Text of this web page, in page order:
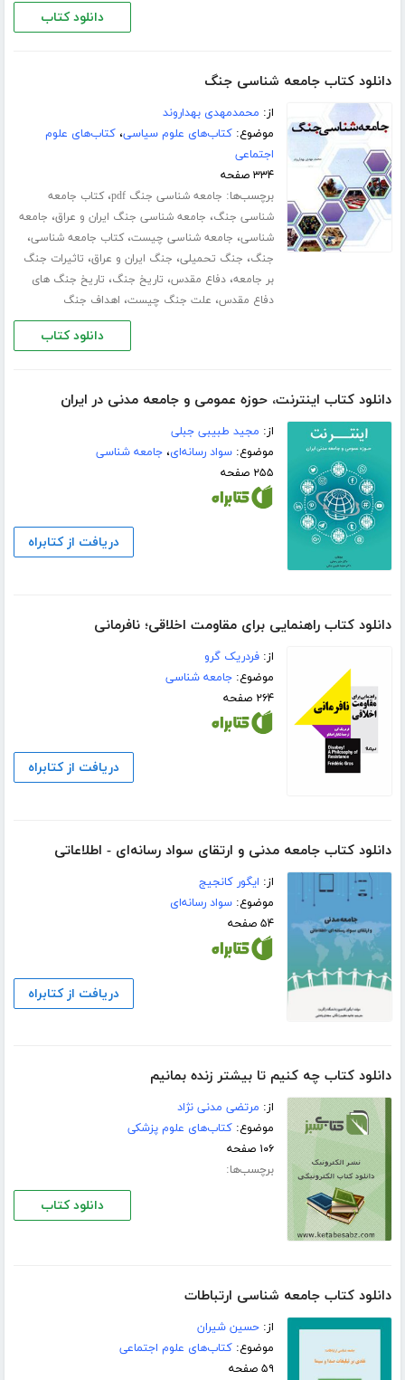
دانلود کتاب
دانلود کتاب جامعه شناسی جنگ
از: محمدمهدی بهداروند
موضوع:کتاب‌های علوم سیاسی،کتاب‌های علوم
اجتماعی
۳۳۴ صفحه
برچسب‌ها: جامعه شناسی جنگ pdf ،کتاب جامعه
شناسی جنگ، جامعه شناسی جنگ ایران و عراق، جامعه
شناسی، جامعه شناسی چیست،کتاب جامعه شناسی،
جنگ، جنگ تحمیلی، جنگ ایران و عراق، تاثیرات جنگ
بر جامعه،دفاع مقدس، تاریخ جنگ، تاریخ جنگ های
دفاع مقدس، علت جنگ چیست، اهداف جنگ
دانلود کتاب
دانلود کتاب اینترنت، حوزه عمومی و جامعه مدنی در ایران
از: مجید طبیبی جبلی
موضوع:سواد رسانه‌ای،جامعه شناسی
۲۵۵ صفحه
دریافت از کتابراه
دانلود کتاب راهنمایی برای مقاومت اخلاقی؛ نافرمانی
از:فردریک گرو
موضوع:جامعه شناسی
۲۶۴ صفحه
دریافت از کتابراه
دانلود کتاب جامعه مدنی و ارتقای سواد رسانه‌ای - اطلاعاتی
از: ایگور کانجیج
موضوع:سواد رسانه‌ای
۵۴ صفحه
دریافت از کتابراه
دانلود کتاب چه کنیم تا بیشتر زنده بمانیم
از: مرتضی مدنی نژاد
موضوع:کتاب‌های علوم پزشکی
۱۰۶ صفحه
برچسب‌ها:
دانلود کتاب
دانلود کتاب جامعه شناسی ارتباطات
از:حسین شیران
موضوع:کتاب‌های علوم اجتماعی
۵۹ صفحه